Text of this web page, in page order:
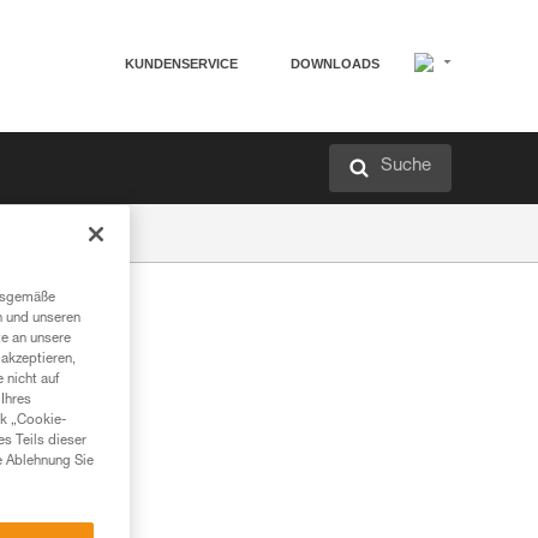
KUNDENSERVICE DOWNLOADS
Suche
und unseren
an unsere
nicht auf
„Cookie-
Teils dieser
Ablehnung Sie